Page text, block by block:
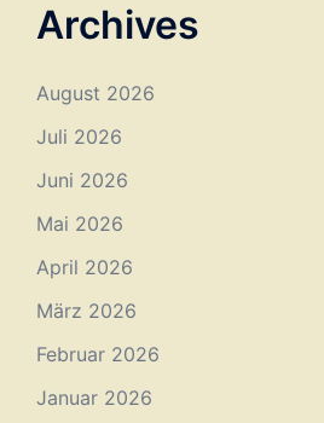
Archives
August 2026
Juli 2026
Juni 2026
Mai 2026
April 2026
März 2026
Februar 2026
Januar 2026